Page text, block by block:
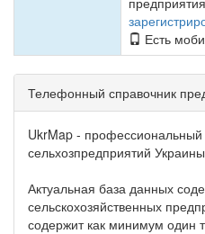
Есть
Телефонный справочник
UkrMap -
сельхозпредприятий
Актуальная база данных
сельскохозяйственных
содержит как минимум один